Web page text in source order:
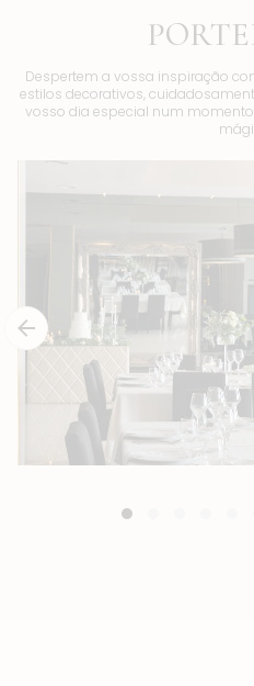
Despertem a vossa inspiração
estilos decorativos,
vosso dia especial num